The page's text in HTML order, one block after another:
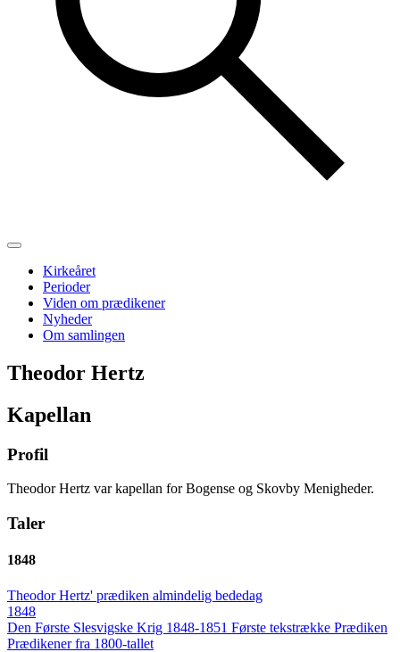
Kirkeåret
Perioder
Viden om prædikener
Nyheder
Om samlingen
Theodor Hertz
Kapellan
Profil
Theodor Hertz var kapellan for Bogense og Skovby Menigheder.
Taler
1848
Theodor Hertz' prædiken almindelig bededag
1848
Den Første Slesvigske Krig 1848-1851 Første tekstrække Prædiken
Prædikener fra 1800-tallet